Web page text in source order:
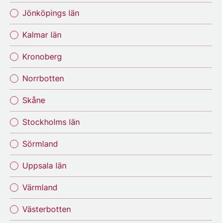
Jönköpings län
Kalmar län
Kronoberg
Norrbotten
Skåne
Stockholms län
Sörmland
Uppsala län
Värmland
Västerbotten